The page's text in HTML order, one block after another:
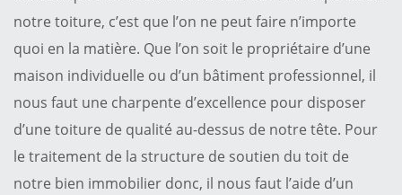
notre toiture, c’est que l’on ne peut faire n’importe
quoi en la matière. Que l’on soit le propriétaire d’une
maison individuelle ou d’un bâtiment professionnel, il
nous faut une charpente d’excellence pour disposer
d’une toiture de qualité au-dessus de notre tête. Pour
le traitement de la structure de soutien du toit de
notre bien immobilier donc, il nous faut l’aide d’un